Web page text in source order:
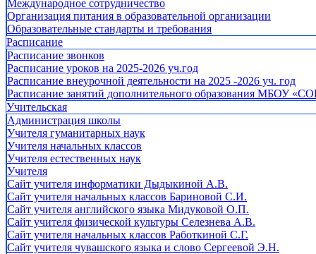
Международное сотрудничество
Организация питания в образовательной организации
Образовательные стандарты и требования
Расписание
Расписание звонков
Расписание уроков на 2025-2026 уч.год
Расписание внеурочной деятельности на 2025 -2026 уч. год
Расписание занятий дополнительного образования МБОУ
Учительская
Администрация школы
Учителя гуманитарных наук
Учителя начальных классов
Учителя естественных наук
Учителя
Cайт учителя информатики Дыдыкиной А.В.
Сайт учителя начальных классов Бариновой С.И.
Сайт учителя английского языка Мидуковой О.П.
Сайт учителя физической культуры Селезнева А.В.
Сайт учителя начальных классов Работкиной С.Г.
Сайт учителя чувашского языка и слово Сергеевой Э.Н.